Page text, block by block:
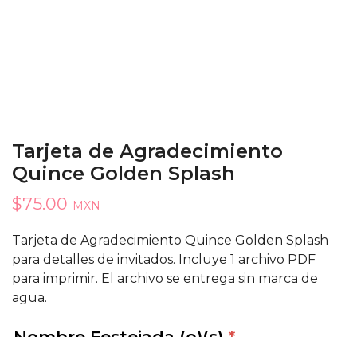
Tarjeta de Agradecimiento
Quince Golden Splash
$75.00 MXN
Tarjeta de Agradecimiento Quince Golden Splash
para detalles de invitados. Incluye 1 archivo PDF
para imprimir. El archivo se entrega sin marca de
agua.